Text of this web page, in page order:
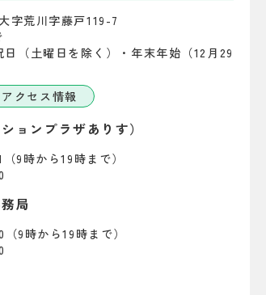
度第１回青森県総合社会教育センター
度青森県総合社会教育センター研修事
度青森県総合社会教育センター要覧を
度 社会教育センター通年事業ページ
年度 社会教育センター主催講座 今年度
」第129号を掲載しました。
字荒川字藤戸119-7
（土曜日を除く）・年末年始（12月29
アクセス情報
ョンプラザありす）
9時から19時まで）
局
9時から19時まで）